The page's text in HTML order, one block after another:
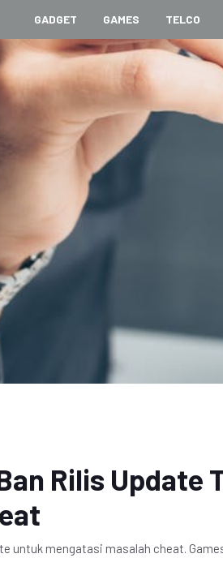
GADGET GAMES TELCO
Rilis Update
untuk mengatasi masalah cheat.